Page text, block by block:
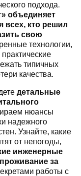
подхода.
объединяет
кто решил
свою
технологии,
типичных
качества.
детальные
нюансы
надежного
Узнайте, какие
от непогоды,
инженерные
за
работы с